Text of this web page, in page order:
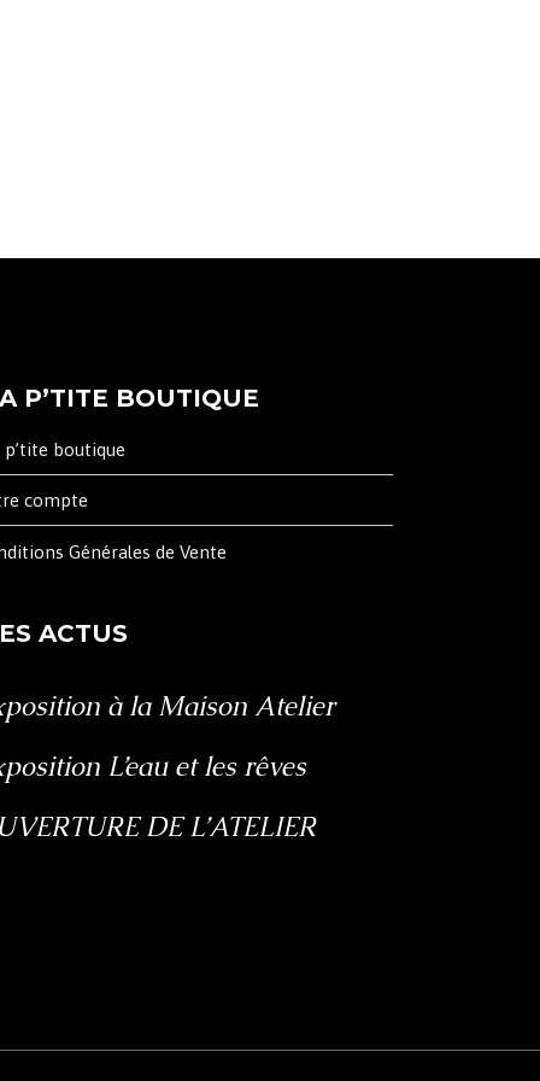
P’TITE BOUTIQUE
p’tite boutique
compte
Générales de Vente
ACTUS
à la Maison Atelier
L’eau et les rêves
DE L’ATELIER